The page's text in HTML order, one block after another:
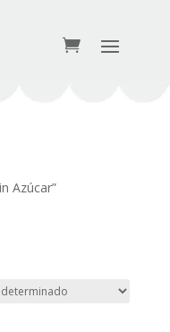
Azúcar”